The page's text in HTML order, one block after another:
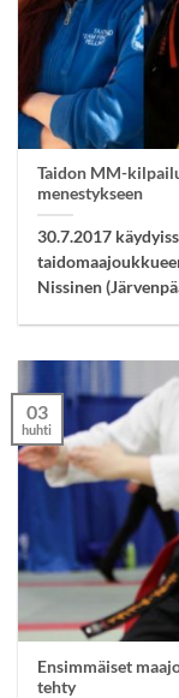
Taidon MM-
menestykseen
30.7.2017
Nissinen
Ensimmäiset
tehty
03
huhti